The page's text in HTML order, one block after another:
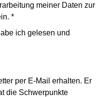
meiner Daten zur
*
ich gelesen und
per E-Mail erhalten. Er
die Schwerpunkte